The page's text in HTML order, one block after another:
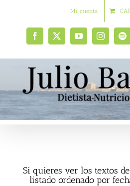
Mi cuenta
Facebook
X YouTubeInstagram
Si quieres ver los textos
listado ordenado por